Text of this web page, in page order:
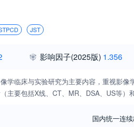
JST
影响因子(2025版) 1.356
学临床与实验研究为主要内容，重视影
主要包括X线、CT、MR、DSA、US等）
国内统一连续